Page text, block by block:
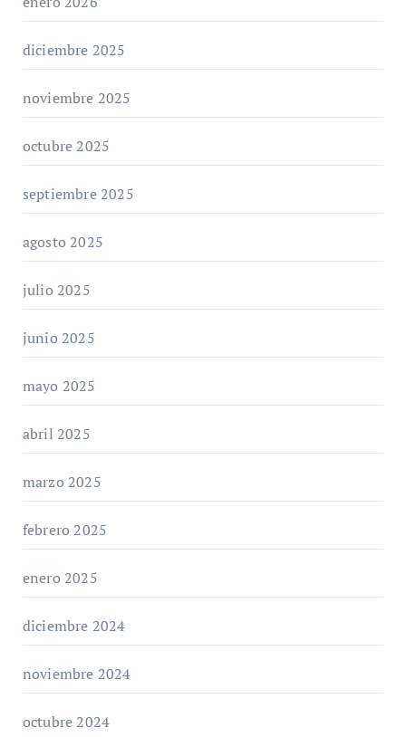
diciembre 2025
noviembre 2025
octubre 2025
septiembre 2025
agosto 2025
julio 2025
junio 2025
mayo 2025
abril 2025
marzo 2025
febrero 2025
enero 2025
diciembre 2024
noviembre 2024
octubre 2024